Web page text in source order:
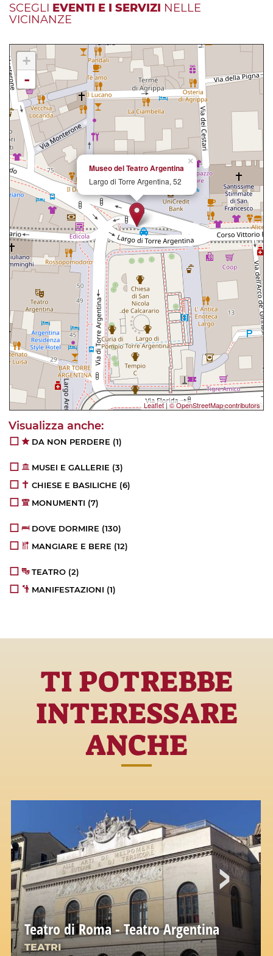
SCEGLI EVENTI E I SERVIZI NELLE
VICINANZE
×
Museo del Teatro Argentina
Largo di Torre Argentina, 52
+
-
Leaflet|© OpenStreetMap contributors
DA NON PERDERE (1)
MUSEI E GALLERIE (3)
CHIESE E BASILICHE (6)
MONUMENTI (7)
DOVE DORMIRE (130)
MANGIARE E BERE (12)
TEATRO (2)
MANIFESTAZIONI (1)
TI POTREBBE
INTERESSARE
ANCHE
Teatro di Roma - Teatro Argentina
TEATRI